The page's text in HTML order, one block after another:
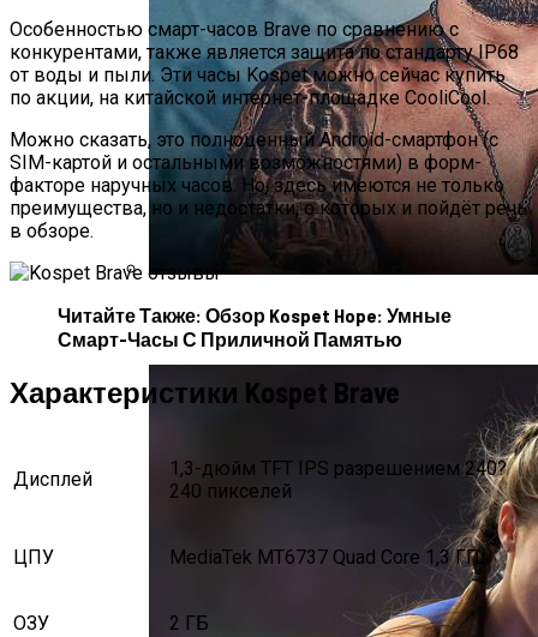
Усик И Дюбуа Проведут Бой-Реванш 19
Июля На «Уэмбли»
Особенностью смарт-часов Brave по сравнению с
конкурентами, также является защита по стандарту IP68
от воды и пыли. Эти часы Kospet можно сейчас купить
по акции, на китайской интернет-площадке CooliCool.
Можно сказать, это полноценный Android-смартфон (с
SIM-картой и остальными возможностями) в форм-
факторе наручных часов. Но, здесь имеются не только
преимущества, но и недостатки, о которых и пойдёт речь
в обзоре.
Читайте Также: Обзор Kospet Hope: Умные
Смарт-Часы С Приличной Памятью
Характеристики Kospet Brave
Дисплей
1,3-дюйм TFT IPS разрешением 240?
240 пикселей
ЦПУ MediaTek MT6737 Quad Core 1,3 ГГц
ОЗУ 2 ГБ